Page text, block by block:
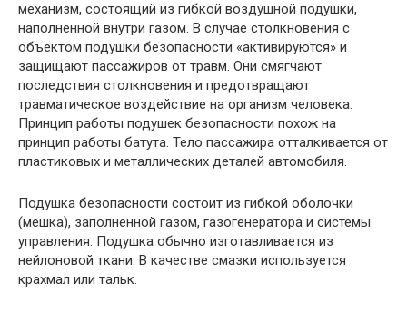
механизм, состоящий из гибкой воздушной подушки,
наполненной внутри газом. В случае столкновения с
объектом подушки безопасности «активируются» и
защищают пассажиров от травм. Они смягчают
последствия столкновения и предотвращают
травматическое воздействие на организм человека.
Принцип работы подушек безопасности похож на
принцип работы батута. Тело пассажира отталкивается от
пластиковых и металлических деталей автомобиля.
Подушка безопасности состоит из гибкой оболочки
(мешка), заполненной газом, газогенератора и системы
управления. Подушка обычно изготавливается из
нейлоновой ткани. В качестве смазки используется
крахмал или тальк.